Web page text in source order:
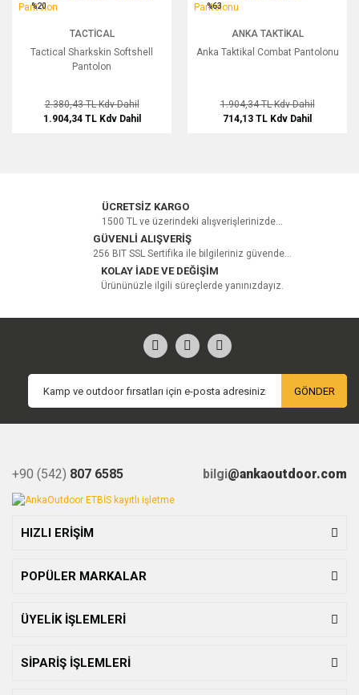
%20
TACTICAL
Tactical Sharkskin Softshell
Pantolon
2.380,43 TLKdv Dahil
1.904,34 TL Kdv Dahil
%63
ANKA TAKTIKAL
Anka Taktikal Combat Pantolonu
1.904,34 TLKdv Dahil
714,13 TL Kdv Dahil
ÜCRETSİZ KARGO
1500 TL ve üzerindeki alışverişlerinizde...
GÜVENLİ ALIŞVERİŞ
256 BIT SSL Sertifika ile bilgileriniz güvende...
KOLAY İADE VE DEĞİŞİM
Ürününüzle ilgili süreçlerde yanınızdayız.
GÖNDER
+90 (542) 807 6585 bilgi@ankaoutdoor.com
HIZLI ERİŞİM
POPÜLER MARKALAR
ÜYELİK İŞLEMLERİ
SİPARİŞ İŞLEMLERİ